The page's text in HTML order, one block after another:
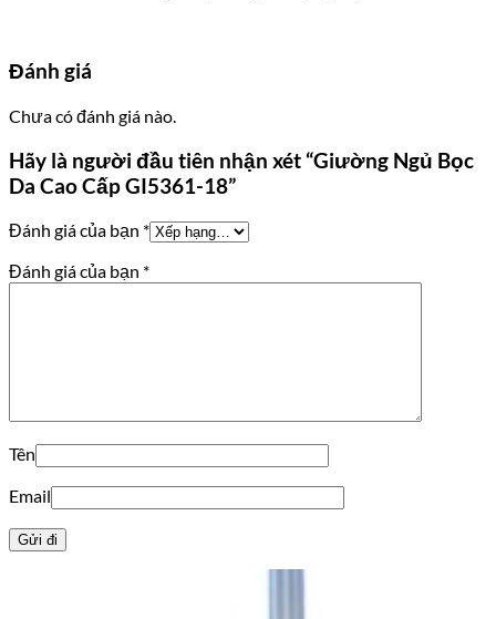
Đánh giá
Chưa có đánh giá nào.
Hãy là người đầu tiên nhận xét “Giường Ngủ Bọc
Da Cao Cấp GI5361-18”
Đánh giá của bạn *
Đánh giá của bạn *
Tên
Email